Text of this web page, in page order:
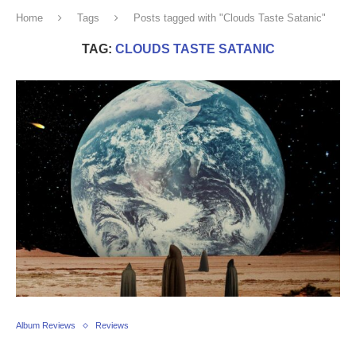
Home Tags Posts tagged with "Clouds Taste Satanic"
TAG: CLOUDS TASTE SATANIC
Album Reviews Reviews